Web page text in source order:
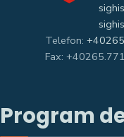
Telefon:
Fax:
Program